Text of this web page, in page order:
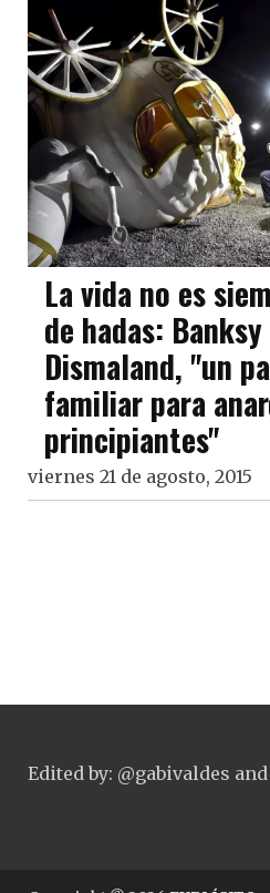
La vida no es
de hadas:
Dismaland, "un
familiar para
principiantes"
viernes 21 de agosto, 2015
Edited by: @gabivaldes